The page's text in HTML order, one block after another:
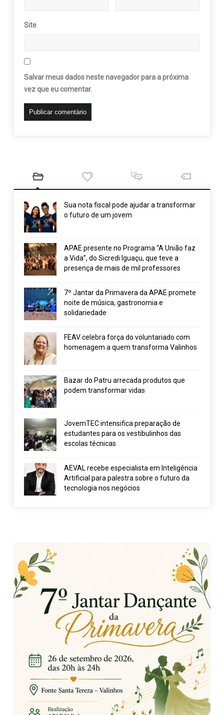
Site
Salvar meus dados neste navegador para a próxima
vez que eu comentar.
Sua nota fiscal pode ajudar a transformar
o futuro de um jovem
APAE presente no Programa “A União faz
a Vida”, do Sicredi Iguaçu, que teve a
presença de mais de mil professores
7º Jantar da Primavera da APAE promete
noite de música, gastronomia e
solidariedade
FEAV celebra força do voluntariado com
homenagem a quem transforma Valinhos
Bazar do Patru arrecada produtos que
podem transformar vidas
JovemTEC intensifica preparação de
estudantes para os vestibulinhos das
escolas técnicas
AEVAL recebe especialista em Inteligência
Artificial para palestra sobre o futuro da
tecnologia nos negócios